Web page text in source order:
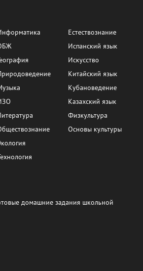
Естествознание
Испанский язык
Искусство
Китайский язык
Кубановедение
Казахский язык
Физкультура
Основы культуры
домашние задания школьной